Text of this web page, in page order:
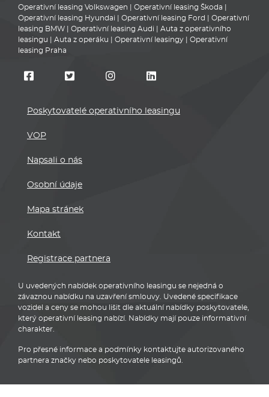
Operativní leasing Volkswagen Operativní leasing Škoda
Operativní leasing Hyundai
Operativní leasing Ford
Operativní
leasing BMW
Operativní leasing Audi
Auta z operativního
leasingu
Auta z operáku Operativní leasingy
Operativní
leasing Praha
Poskytovatelé operativního leasingu
VOP
Napsali o nás
Osobní údaje
Mapa stránek
Kontakt
Registrace partnera
U uvedených nabídek operativního leasingu se nejedná o
závaznou nabídku na uzavření smlouvy. Uvedené specifikace
vozidel a ceny se mohou lišit dle aktuální nabídky poskytovatele,
který operativní leasing nabízí. Nabídky mají pouze informativní
charakter.
Pro přesné informace a podmínky kontaktujte autorizovaného
partnera značky nebo poskytovatele leasingů.